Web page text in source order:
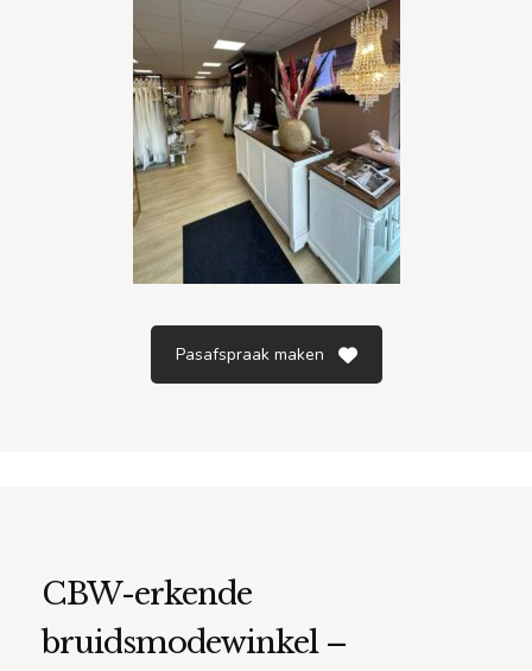
Pasafspraak maken
CBW-erkende
bruidsmodewinkel –